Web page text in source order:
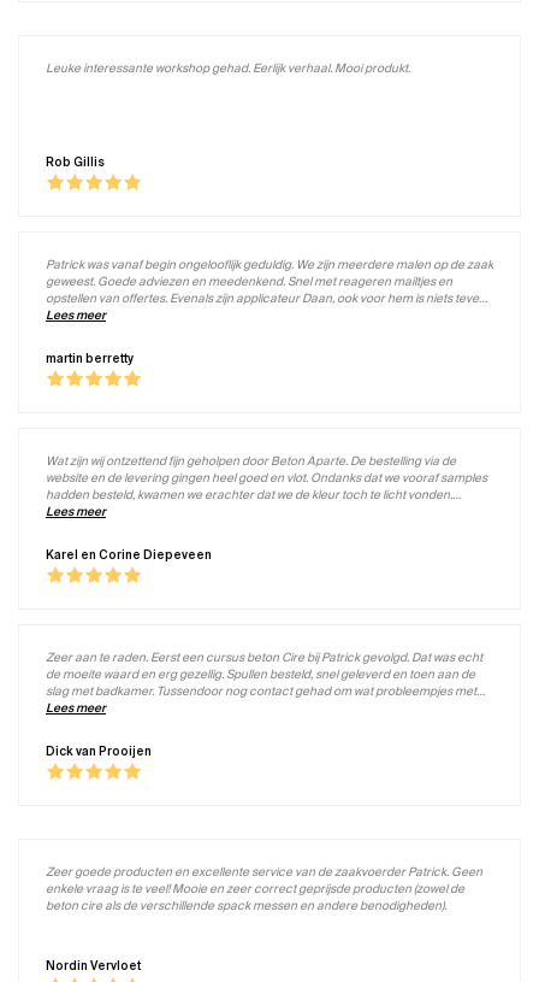
Rob Gillis
Leuke interessante workshop gehad. Eerlijk verhaal. Mooi produkt.
martin berretty
Patrick was vanaf begin ongelooflijk geduldig. We zijn meerdere malen op de zaak
geweest. Goede adviezen en meedenkend. Snel met reageren mailtjes en
opstellen van offertes. Evenals zijn applicateur Daan, ook voor hem is niets teveel.
Hij is meerdere malen teruggekomen, omdat de voegen van de tegelvloer
aan te raden!
Lees meer
Karel en Corine Diepeveen
Wat zijn wij ontzettend fijn geholpen door Beton Aparte. De bestelling via de
website en de levering gingen heel goed en vlot. Ondanks dat we vooraf samples
hadden besteld, kwamen we erachter dat we de kleur toch te licht vonden.
Gebeld met Beton Aparte en er werd direct meegedacht in oplossingen. Patrick
eigen wens aanpassen. Dat vinden wij echt een geweldige service. Dank je wel
Patrick!
Lees meer
Dick van Prooijen
Zeer aan te raden. Eerst een cursus beton Cire bij Patrick gevolgd. Dat was echt
de moeite waard en erg gezellig. Spullen besteld, snel geleverd en toen aan de
slag met badkamer. Tussendoor nog contact gehad om wat probleempjes met
ronde hoeken op te lossen, werd direct beantwoord. Volgende project zeker weer
Lees meer
Nordin Vervloet
Zeer goede producten en excellente service van de zaakvoerder Patrick. Geen
enkele vraag is te veel! Mooie en zeer correct geprijsde producten (zowel de
beton cire als de verschillende spack messen en andere benodigheden).